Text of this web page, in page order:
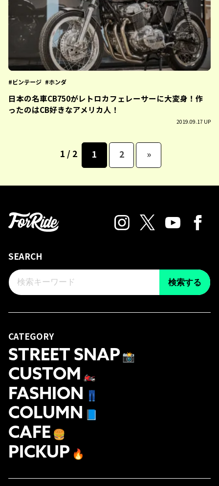
ビンテージ ホンダ
日本の名車CB750がレトロカフェレーサーに大変身！作
ったのはCB好きなアメリカ人！
2019.09.17 UP
1 / 2 1 2 »
SEARCH
検索する
CATEGORY
STREET SNAP 📸
CUSTOM 🏍
FASHION 👖
COLUMN
CAFE 🍔
PICKUP 🔥